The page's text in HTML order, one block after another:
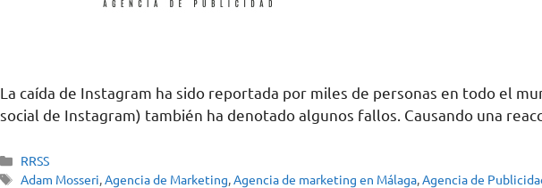
La caída de Instagram ha sido reportada por miles de personas en todo el
social de Instagram) también ha denotado algunos fallos. Causando una
RRSS
Adam Mosseri,Agencia de Marketing,Agencia de marketing en Málaga,Agencia de